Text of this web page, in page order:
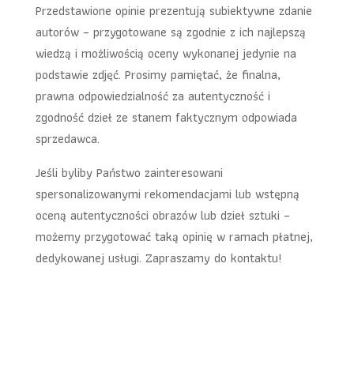
Przedstawione opinie prezentują subiektywne zdanie
autorów – przygotowane są zgodnie z ich najlepszą
wiedzą i możliwością oceny wykonanej jedynie na
podstawie zdjęć. Prosimy pamiętać, że finalna,
prawna odpowiedzialność za autentyczność i
zgodność dzieł ze stanem faktycznym odpowiada
sprzedawca.
Jeśli byliby Państwo zainteresowani
spersonalizowanymi rekomendacjami lub wstępną
oceną autentyczności obrazów lub dzieł sztuki –
możemy przygotować taką opinię w ramach płatnej,
dedykowanej usługi. Zapraszamy do kontaktu!